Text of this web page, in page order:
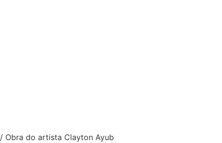
/ Obra do artista Clayton Ayub